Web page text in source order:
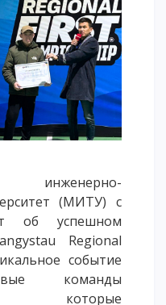
инженерно-
(МИТУ) с
об успешном
Regional
событие
команды
которые